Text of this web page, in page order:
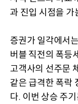
과 진입 시점을 가
증권가 일각에서는
버블 직전의 폭등
고객사의 선주문
같은 급격한 폭락
다. 이번 상승 주